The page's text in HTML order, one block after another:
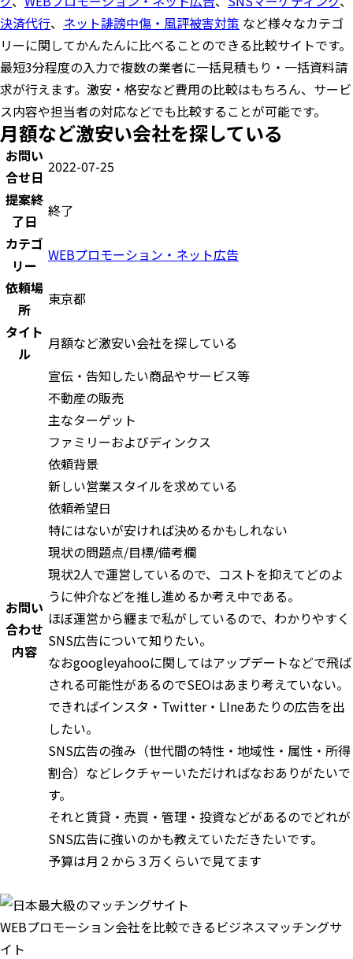
決済代行、 ネット誹謗中傷・風評被害対策 など様々なカテゴ
リーに関してかんたんに比べることのできる比較サイトです。
最短3分程度の入力で複数の業者に一括見積もり・一括資料請
求が行えます。激安・格安など費用の比較はもちろん、サービ
ス内容や担当者の対応などでも比較することが可能です。
月額など激安い会社を探している
お問い
合せ日
2022-07-25
提案終
了日
終了
カテゴ
リー
WEBプロモーション・ネット広告
依頼場
所
東京都
タイト
ル
月額など激安い会社を探している
お問い
合わせ
内容
宣伝・告知したい商品やサービス等
不動産の販売
主なターゲット
ファミリーおよびディンクス
依頼背景
新しい営業スタイルを求めている
依頼希望日
特にはないが安ければ決めるかもしれない
現状の問題点/目標/備考欄
現状2人で運営しているので、コストを抑えてどのよ
うに仲介などを推し進めるか考え中である。
ほぼ運営から纒まで私がしているので、わかりやすく
SNS広告について知りたい。
なおgoogleyahooに関してはアップデートなどで飛ば
される可能性があるのでSEOはあまり考えていない。
できればインスタ・Twitter・LIneあたりの広告を出
したい。
SNS広告の強み（世代間の特性・地域性・属性・所得
割合）などレクチャーいただければなおありがたいで
す。
それと賃貸・売買・管理・投資などがあるのでどれが
SNS広告に強いのかも教えていただきたいです。
予算は月２から３万くらいで見てます
WEBプロモーション会社を比較できるビジネスマッチングサ
イト